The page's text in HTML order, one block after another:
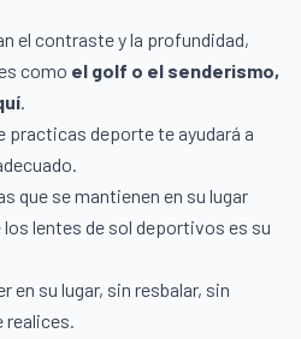
el contraste y la profundidad,
como el golf o el senderismo,
.
practicas deporte te ayudará a
que se mantienen en su lugar
lentes de sol deportivos es su
en su lugar, sin resbalar, sin
realices.